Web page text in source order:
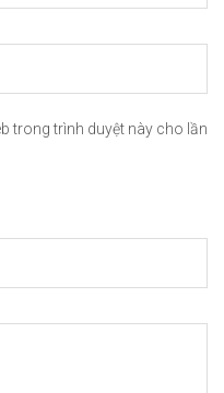
tin Chúc bạn giao
trong trình duyệt này cho lần